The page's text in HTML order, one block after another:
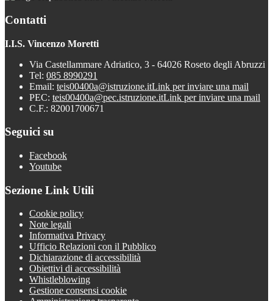
Contatti
I.I.S. Vincenzo Moretti
Via Castellammare Adriatico, 3 - 64026 Roseto degli Abruzzi
Tel: 085 8990291
Email: teis00400a@istruzione.itLink per inviare una mail
PEC: teis00400a@pec.istruzione.itLink per inviare una mail
C.F.: 82001700671
Seguici su
Facebook
Youtube
Sezione Link Utili
Cookie policy
Note legali
Informativa Privacy
Ufficio Relazioni con il Pubblico
Dichiarazione di accessibilità
Obiettivi di accessibilità
Whistleblowing
Gestione consensi cookie